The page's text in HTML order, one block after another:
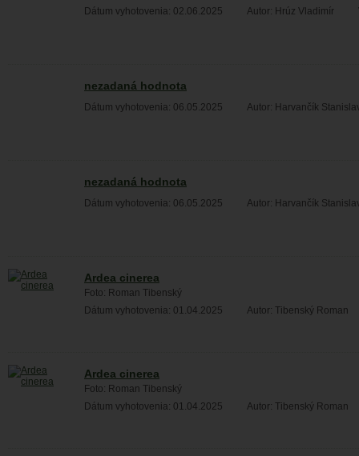
Dátum vyhotovenia: 02.06.2025 Autor: Hrúz Vladimír
nezadaná hodnota
Dátum vyhotovenia: 06.05.2025 Autor: Harvančík
nezadaná hodnota
Dátum vyhotovenia: 06.05.2025 Autor: Harvančík
Ardea cinerea
Foto: Roman Tibenský
Dátum vyhotovenia: 01.04.2025
Autor: Tibenský Roman
Ardea cinerea
Foto: Roman Tibenský
Dátum vyhotovenia: 01.04.2025
Autor: Tibenský Roman